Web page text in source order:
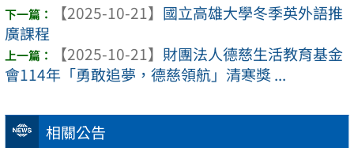
相關公告
【2025-10-21】 國立高雄大學冬季英外語推
廣課程
【2025-10-21】 財團法人德慈生活教育基金
會114年「勇敢追夢，德慈領航」清寒獎 ...